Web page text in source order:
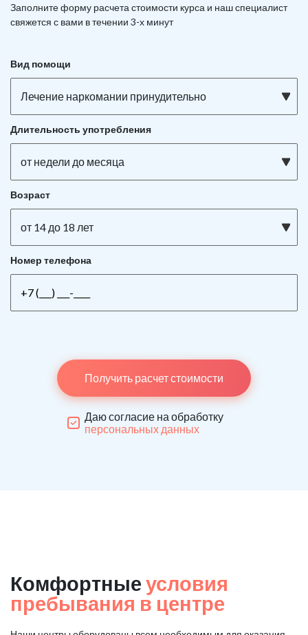
Заполните форму расчета стоимости курса и наш специалист
свяжется с вами в течении 3-х минут
Вид помощи
Лечение наркомании принудительно
Длительность употребления
от недели до месяца
Возраст
от 14 до 18 лет
Номер телефона
Получить расчет стоимости
Даю согласие на обработку
персональных данных
Комфортные условия
пребывания в центре